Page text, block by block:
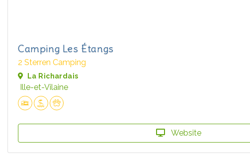
Camping Les Étangs
2 Sterren Camping
La Richardais
Ille-et-Vilaine
Website